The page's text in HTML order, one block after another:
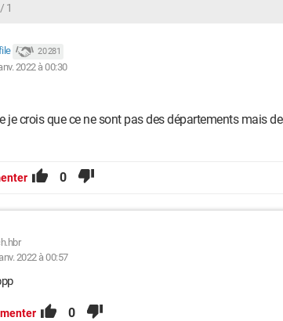
1
20 281
2022 à 00:30
je crois que ce ne sont pas des départements mais
0
2022 à 00:57
0